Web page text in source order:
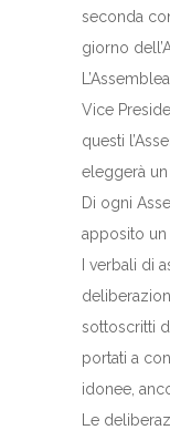
seconda
giorno
Vice
questi
eleggerà un
Di ogni
apposito un
I verbali di
sottoscritti
portati a
idonee,
Le